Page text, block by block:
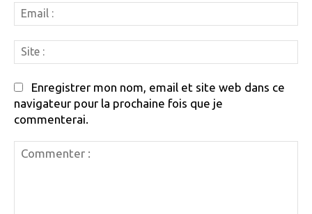
:
:
Enregistrer mon nom, email et site web dans ce
navigateur pour la prochaine fois que je
commenterai.